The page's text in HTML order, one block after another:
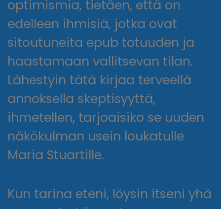
optimismia, tietäen, että on
edelleen ihmisiä, jotka ovat
sitoutuneita epub totuuden ja
haastamaan vallitsevan tilan.
Lähestyin tätä kirjaa terveellä
annoksella skeptisyyttä,
ihmetellen, tarjoaisiko se uuden
näkökulman usein loukatulle
Maria Stuartille.
Kun tarina eteni, löysin itseni yhä